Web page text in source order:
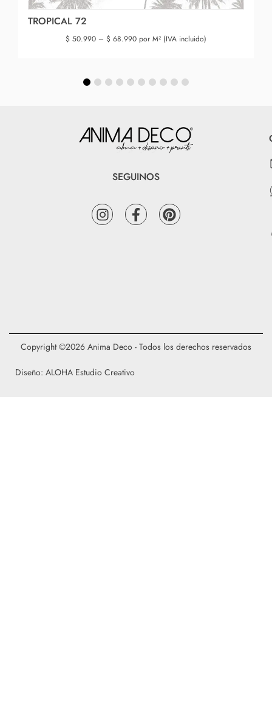
TROPICAL 72
$ 50.990 – $ 68.990 por M² (IVA incluido)
SEGUINOS
Diseño: ALOHA Estudio Creativo
Copyright ©2026 Anima Deco - Todos los derechos reservados